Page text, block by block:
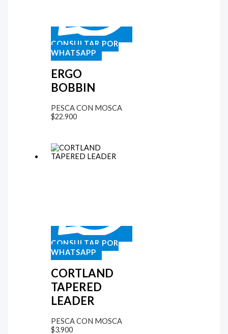
CONSULTAR POR
WHATSAPP
ERGO
BOBBIN
PESCA CON MOSCA
$22.900
CONSULTAR POR
WHATSAPP
CORTLAND
TAPERED
LEADER
PESCA CON MOSCA
$3.900